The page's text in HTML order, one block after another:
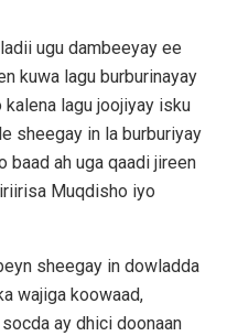
ugu dambeeyay ee
kuwa lagu burburinayay
lagu joojiyay isku
sheegay in la burburiyay
baad ah uga qaadi jireen
Muqdisho iyo
sheegay in dowladda
wajiga koowaad,
ay dhici doonaan